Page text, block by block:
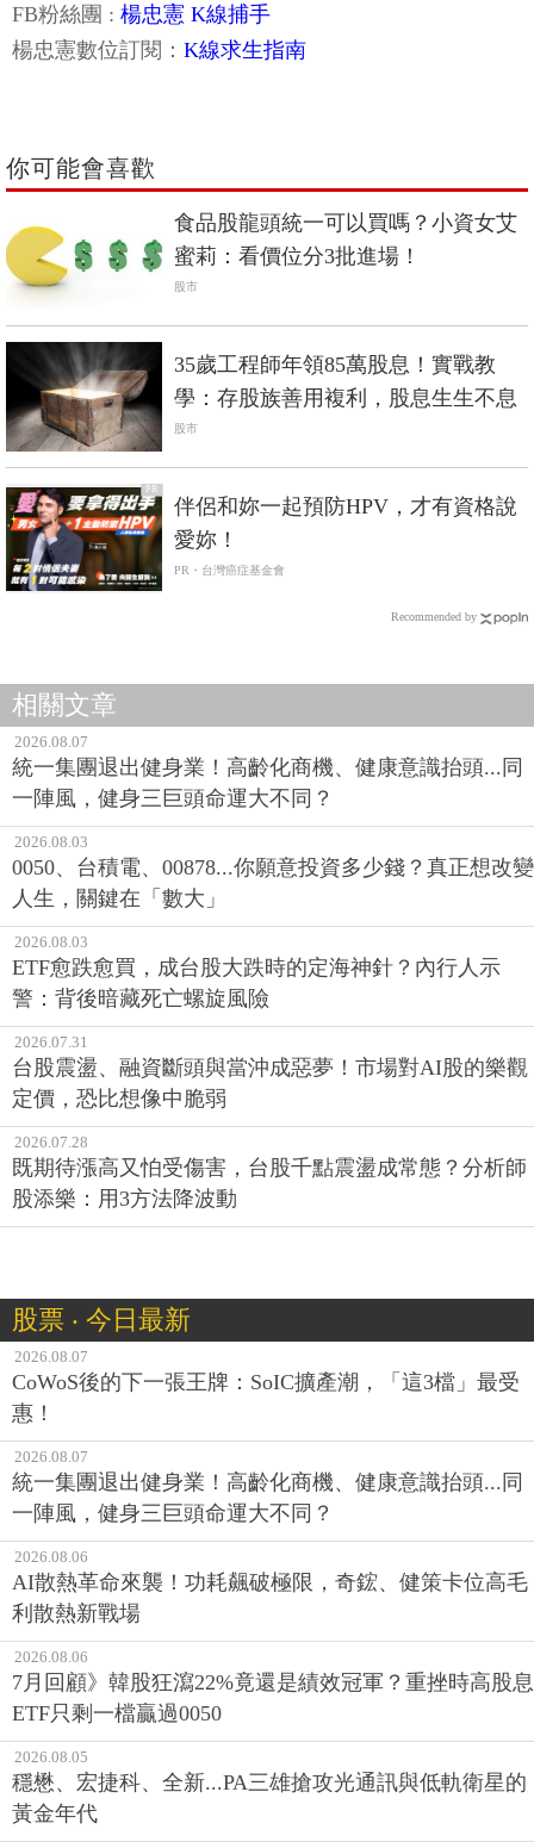
FB粉絲團 : 楊忠憲 K線捕手
楊忠憲數位訂閱： K線求生指南
你可能會喜歡
食品股龍頭統一可以買嗎？小資女艾
蜜莉：看價位分3批進場！
股市
35歲工程師年領85萬股息！實戰教
學：存股族善用複利，股息生生不息
股市
PR
伴侶和妳一起預防HPV，才有資格說
愛妳！
PR・台灣癌症基金會
Recommended by
相關文章
2026.08.07
統一集團退出健身業！高齡化商機、健康意識抬頭...同
一陣風，健身三巨頭命運大不同？
2026.08.03
0050、台積電、00878...你願意投資多少錢？真正想改變
人生，關鍵在「數大」
2026.08.03
ETF愈跌愈買，成台股大跌時的定海神針？內行人示
警：背後暗藏死亡螺旋風險
2026.07.31
台股震盪、融資斷頭與當沖成惡夢！市場對AI股的樂觀
定價，恐比想像中脆弱
2026.07.28
既期待漲高又怕受傷害，台股千點震盪成常態？分析師
股添樂：用3方法降波動
股票 ‧ 今日最新
2026.08.07
CoWoS後的下一張王牌：SoIC擴產潮，「這3檔」最受
惠！
2026.08.07
統一集團退出健身業！高齡化商機、健康意識抬頭...同
一陣風，健身三巨頭命運大不同？
2026.08.06
AI散熱革命來襲！功耗飆破極限，奇鋐、健策卡位高毛
利散熱新戰場
2026.08.06
7月回顧》韓股狂瀉22%竟還是績效冠軍？重挫時高股息
ETF只剩一檔贏過0050
2026.08.05
穩懋、宏捷科、全新...PA三雄搶攻光通訊與低軌衛星的
黃金年代